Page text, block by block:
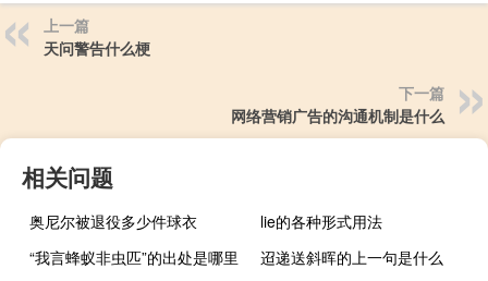
上一篇
天问警告什么梗
下一篇
网络营销广告的沟通机制是什么
相关问题
奥尼尔被退役多少件球衣
lie的各种形式用法
“我言蜂蚁非虫匹”的出处是哪里
迢递送斜晖的上一句是什么